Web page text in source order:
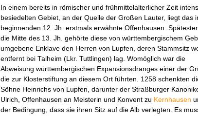
In einem bereits in römischer und frühmittelalterlicher Zeit
besiedelten Gebiet, an der Quelle der Großen Lauter, liegt das
beginnenden 12. Jh. erstmals erwähnte Offenhausen.
die Mitte des 13. Jh. gehörte diese von württembergischem
umgebene Enklave den Herren von Lupfen, deren Stammsitz
entfernt bei Talheim (Lkr. Tuttlingen) lag. Womöglich war die
Abweisung württembergischen Expansionsdranges einer der
die zur Klosterstiftung an diesem Ort führten. 1258 schenkten
Söhne Heinrichs von Lupfen, darunter der Straßburger
Ulrich, Offenhausen an Meisterin und Konvent zu Kernhausen
der Bedingung, dass sie ihren Sitz auf die Alb verlegten. Es